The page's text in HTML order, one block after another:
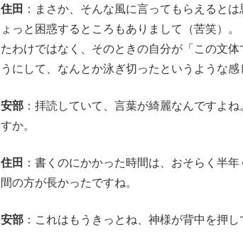
住田 ：まさか、そんな風に言ってもらえると
ょっと困惑するところもありまして（苦笑）
たわけではなく、そのときの自分が「この文
うにして、なんとか泳ぎ切ったというような感
安部 ：拝読していて、言葉が綺麗なんですよ
すか。
住田 ：書くのにかかった時間は、おそらく半
間の方が長かったですね。
安部 ：これはもうきっとね、神様が背中を押